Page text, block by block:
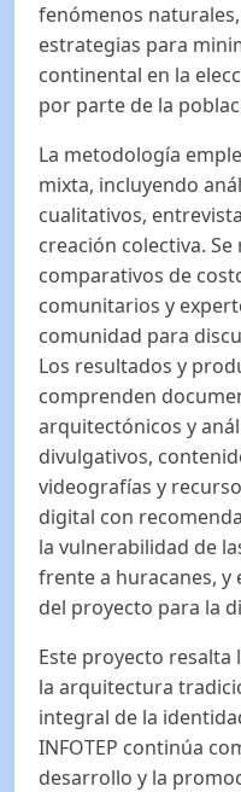
fenómenos
estrategias para
continental en la
por parte de la
La metodología
mixta, incluyendo
cualitativos,
creación colectiva.
comparativos de
comunitarios y
comunidad para
Los resultados y
comprenden
arquitectónicos y
divulgativos,
videografías y
digital con
la vulnerabilidad de
frente a huracanes, y
del proyecto para la
Este proyecto
la arquitectura
integral de la
INFOTEP continúa
desarrollo y la